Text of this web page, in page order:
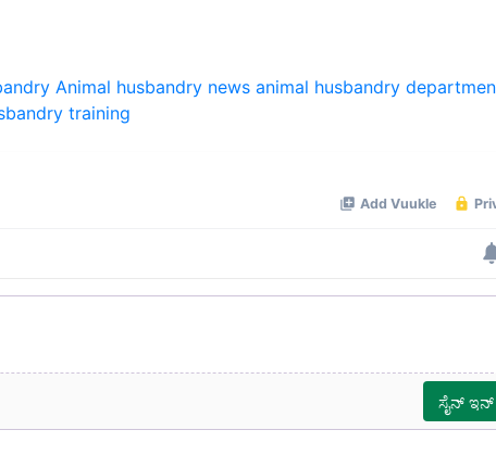
training